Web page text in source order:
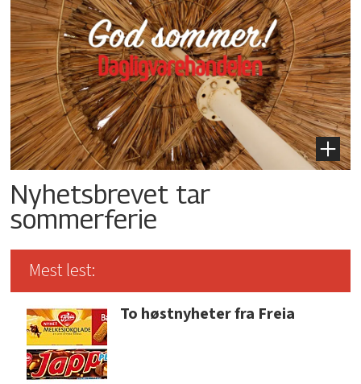
Nyhetsbrevet tar
sommerferie
Mest lest:
To høstnyheter fra Freia